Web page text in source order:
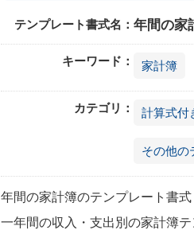
テンプレート書式名：年間の家
キーワード： 家計簿
カテゴリ： 計算式付
その他の
年間の家計簿のテンプレート書式
一年間の収入・支出別の家計簿